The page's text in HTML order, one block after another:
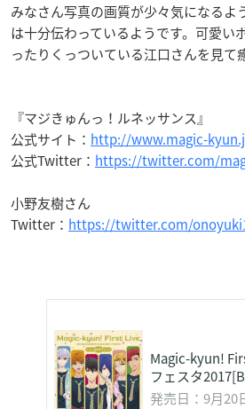
みなさん写真の画質が少々気になるよ
は十分伝わっているようです。可愛い
ったりくっついている江口さんを見て
『マジきゅんっ！ルネッサンス』
公式サイト： http://www.magic-
公式Twitter： https://twitter.com/
小野友樹さん
Twitter： https://twitter.com/
Magic-kyun!
フェスタ
発売日：9月20